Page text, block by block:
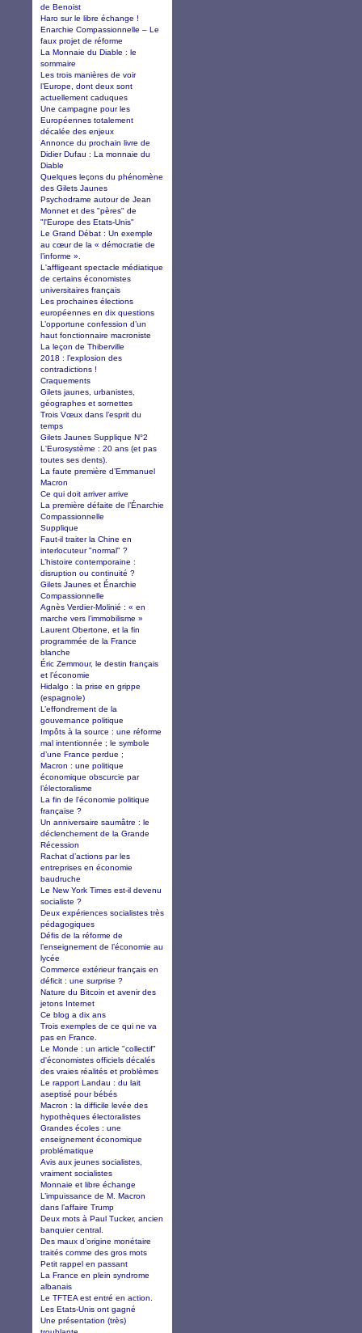
de Benoist
Haro sur le libre échange !
Enarchie Compassionnelle – Le
faux projet de réforme
La Monnaie du Diable : le
sommaire
Les trois manières de voir
l’Europe, dont deux sont
actuellement caduques
Une campagne pour les
Européennes totalement
décalée des enjeux
Annonce du prochain livre de
Didier Dufau : La monnaie du
Diable
Quelques leçons du phénomène
des Gilets Jaunes
Psychodrame autour de Jean
Monnet et des "pères" de
"l'Europe des Etats-Unis"
Le Grand Débat : Un exemple
au cœur de la « démocratie de
l’informe ».
L'affligeant spectacle médiatique
de certains économistes
universitaires français
Les prochaines élections
européennes en dix questions
L’opportune confession d’un
haut fonctionnaire macroniste
La leçon de Thiberville
2018 : l’explosion des
contradictions !
Craquements
Gilets jaunes, urbanistes,
géographes et sornettes
Trois Vœux dans l’esprit du
temps
Gilets Jaunes Supplique N°2
L'Eurosystème : 20 ans (et pas
toutes ses dents).
La faute première d’Emmanuel
Macron
Ce qui doit arriver arrive
La première défaite de l’Énarchie
Compassionnelle
Supplique
Faut-il traiter la Chine en
interlocuteur "normal" ?
L’histoire contemporaine :
disruption ou continuité ?
Gilets Jaunes et Énarchie
Compassionnelle
Agnès Verdier-Molinié : « en
marche vers l’immobilisme »
Laurent Obertone, et la fin
programmée de la France
blanche
Éric Zemmour, le destin français
et l’économie
Hidalgo : la prise en grippe
(espagnole)
L’effondrement de la
gouvernance politique
Impôts à la source : une réforme
mal intentionnée ; le symbole
d’une France perdue ;
Macron : une politique
économique obscurcie par
l’électoralisme
La fin de l'économie politique
française ?
Un anniversaire saumâtre : le
déclenchement de la Grande
Récession
Rachat d’actions par les
entreprises en économie
baudruche
Le New York Times est-il devenu
socialiste ?
Deux expériences socialistes très
pédagogiques
Défis de la réforme de
l’enseignement de l’économie au
lycée
Commerce extérieur français en
déficit : une surprise ?
Nature du Bitcoin et avenir des
jetons Internet
Ce blog a dix ans
Trois exemples de ce qui ne va
pas en France.
Le Monde : un article "collectif"
d'économistes officiels décalés
des vraies réalités et problèmes
Le rapport Landau : du lait
aseptisé pour bébés
Macron : la difficile levée des
hypothèques électoralistes
Grandes écoles : une
enseignement économique
problématique
Avis aux jeunes socialistes,
vraiment socialistes
Monnaie et libre échange
L’impuissance de M. Macron
dans l’affaire Trump
Deux mots à Paul Tucker, ancien
banquier central.
Des maux d’origine monétaire
traités comme des gros mots
Petit rappel en passant
La France en plein syndrome
albanais
Le TFTEA est entré en action.
Les Etats-Unis ont gagné
Une présentation (très)